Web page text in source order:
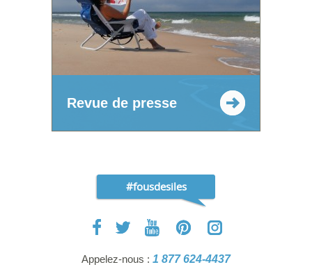
Revue de presse
#fousdesiles
Appelez-nous : 1 877 624-4437